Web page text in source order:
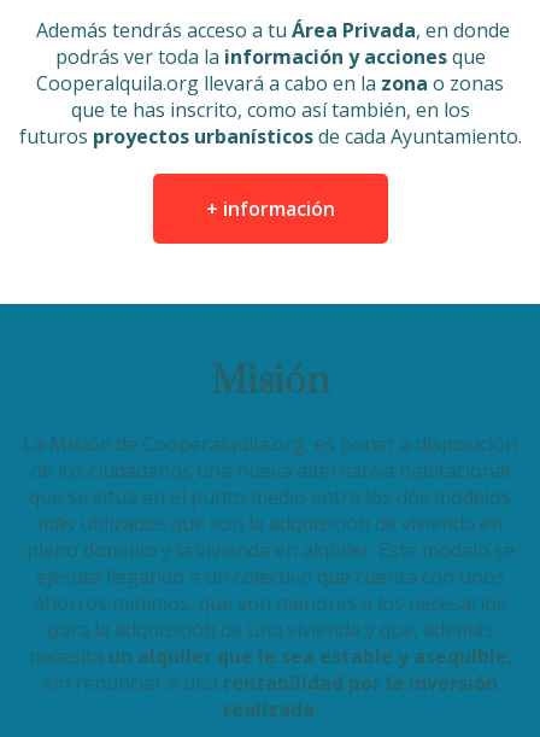
Además tendrás acceso a tu Área Privada, en donde
podrás ver toda la información y accionesque
Cooperalquila.org llevará a cabo en la zona o zonas
que te has inscrito, como así también, en los
futuros proyectos urbanísticosde cada Ayuntamiento.
+ información
Misión
La Misión de Cooperalquila.org, es poner a disposición
de los ciudadanos una nueva alternativa habitacional
que se sitúa en el punto medio entre los dos modelos
más utilizados que son la adquisición de vivienda en
pleno dominio y la vivienda en alquiler. Este modelo se
ejecuta llegando a un colectivo que cuenta con unos
ahorros mínimos, que son menores a los necesarios
para la adquisición de una vivienda y que, además
necesita un alquiler que le sea estable y asequible,
sin renunciar a una rentabilidad por la inversión
realizada.